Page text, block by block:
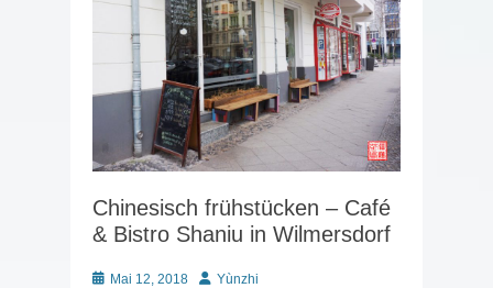
Chinesisch frühstücken – Café
& Bistro Shaniu in Wilmersdorf
PostedMai 12, 2018 AutorYùnzhi